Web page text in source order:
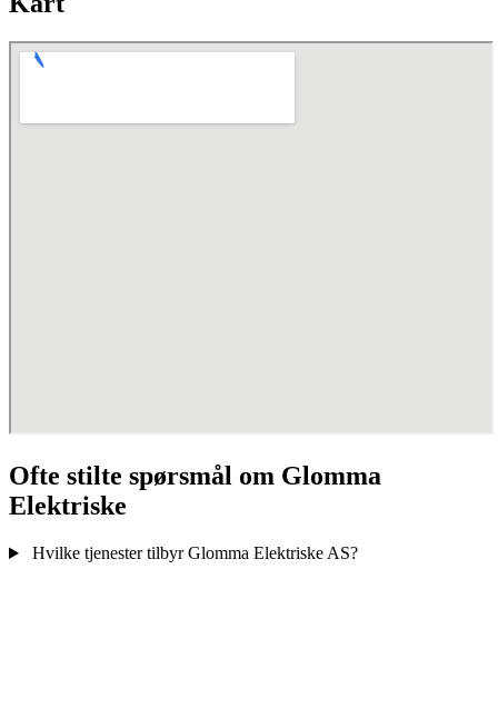
Ofte stilte spørsmål om Glomma
Elektriske
Hvilke tjenester tilbyr Glomma Elektriske AS?